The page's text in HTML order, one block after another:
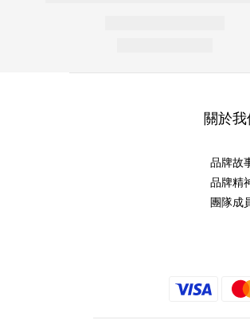
關於我
品牌故
品牌精
團隊成